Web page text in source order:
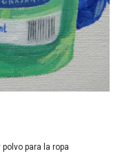
para la ropa